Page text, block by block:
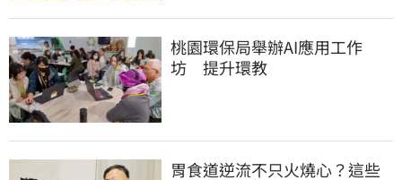
桃園環保局舉辦AI應用工作
坊　提升環教
胃食道逆流不只火燒心？這些